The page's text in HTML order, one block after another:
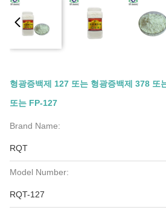
형광증백제 127 또는 형광증백제 378 또
또는 FP-127
Brand Name:
RQT
Model Number:
RQT-127